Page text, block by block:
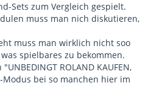
Sets zum Vergleich gespielt.
muss man nich diskutieren,
muss man wirklich nicht soo
spielbares zu bekommen.
ROLAND KAUFEN,
Modus bei so manchen hier im